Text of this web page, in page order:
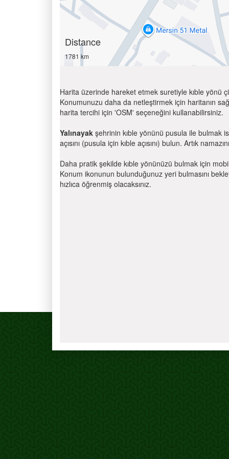
Distance
1781 km
Harita üzerinde hareket etmek suretiyle kıble yönü
Konumunuzu daha da netleştirmek için haritanın
harita tercihi için 'OSM' seçeneğini kullanabilirsiniz.
Yalınayak şehrinin kıble yönünü pusula ile bulmak
açısını (pusula için kıble açısını) bulun. Artık
Daha pratik şekilde kıble yönünüzü bulmak için
Konum ikonunun bulunduğunuz yeri bulmasını
hızlıca öğrenmiş olacaksınız.